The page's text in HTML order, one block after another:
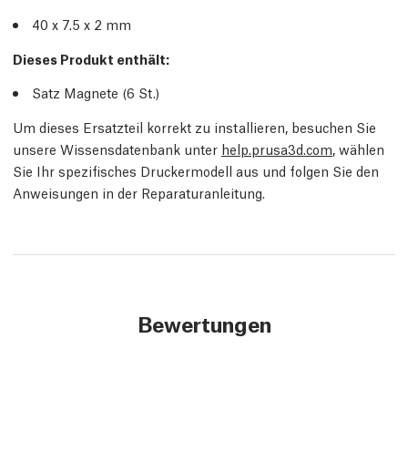
40 x 7.5 x 2 mm
Dieses Produkt enthält:
Satz Magnete (6 St.)
Um dieses Ersatzteil korrekt zu installieren, besuchen Sie
unsere Wissensdatenbank unter help.prusa3d.com, wählen
Sie Ihr spezifisches Druckermodell aus und folgen Sie den
Anweisungen in der Reparaturanleitung.
Bewertungen